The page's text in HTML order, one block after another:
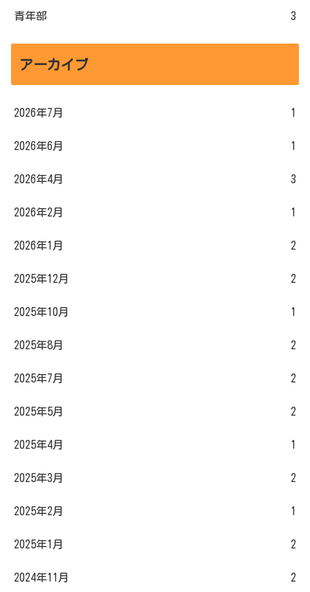
青年部 3
アーカイブ
2026年7月 1
2026年6月 1
2026年4月 3
2026年2月 1
2026年1月 2
2025年12月 2
2025年10月 1
2025年8月 2
2025年7月 2
2025年5月 2
2025年4月 1
2025年3月 2
2025年2月 1
2025年1月 2
2024年11月 2